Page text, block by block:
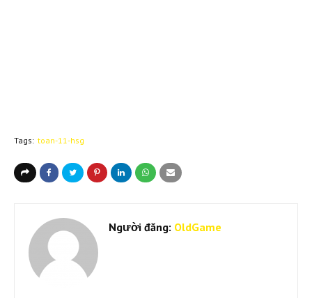
Tags: toan-11-hsg
Người đăng: OldGame